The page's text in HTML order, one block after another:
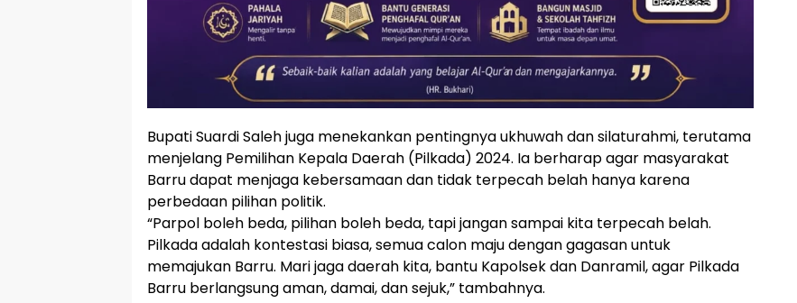
Bupati Suardi Saleh juga menekankan pentingnya ukhuwah dan silaturahmi, terutama
menjelang Pemilihan Kepala Daerah (Pilkada) 2024. Ia berharap agar masyarakat
Barru dapat menjaga kebersamaan dan tidak terpecah belah hanya karena
perbedaan pilihan politik.
“Parpol boleh beda, pilihan boleh beda, tapi jangan sampai kita terpecah belah.
Pilkada adalah kontestasi biasa, semua calon maju dengan gagasan untuk
memajukan Barru. Mari jaga daerah kita, bantu Kapolsek dan Danramil, agar Pilkada
Barru berlangsung aman, damai, dan sejuk,” tambahnya.